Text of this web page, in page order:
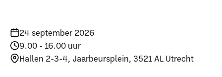
24 september 2026
9.00 - 16.00 uur
Hallen 2-3-4, Jaarbeursplein, 3521 AL Utrecht